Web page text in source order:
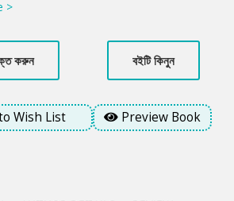
কলমের প্রতিভা যেন জানান দেয় তার সত্তাকে টিকে রাখার
মনিব মিরুর জীবনে ঘটে। তারা একসময় একই সরলরেখায়
>
করুন বইটি কিনুন
Wish List Preview Book